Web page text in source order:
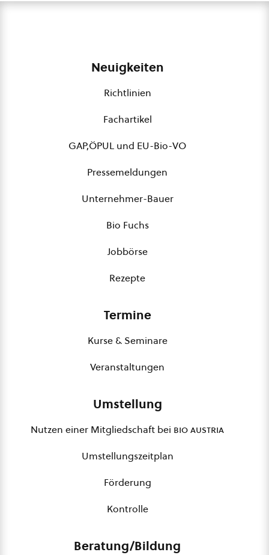
Neuigkeiten
Richtlinien
Fachartikel
GAP,ÖPUL und EU-Bio-VO
Pressemeldungen
Unternehmer-Bauer
Bio Fuchs
Jobbörse
Rezepte
Termine
Kurse & Seminare
Veranstaltungen
Umstellung
Nutzen einer Mitgliedschaft bei bio austria
Umstellungszeitplan
Förderung
Kontrolle
Beratung/Bildung